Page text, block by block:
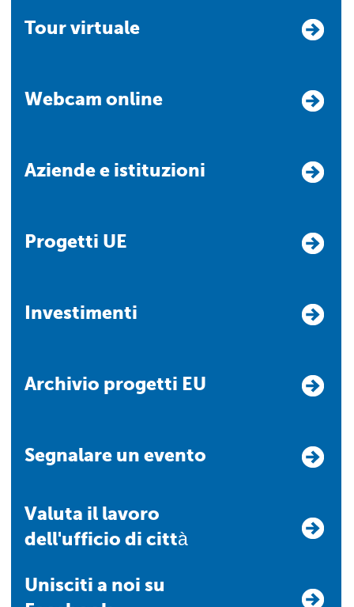
Tour virtuale
Webcam online
Aziende e istituzioni
Progetti UE
Investimenti
Archivio progetti EU
Segnalare un evento
Valuta il lavoro
dell'ufficio di città
Unisciti a noi su